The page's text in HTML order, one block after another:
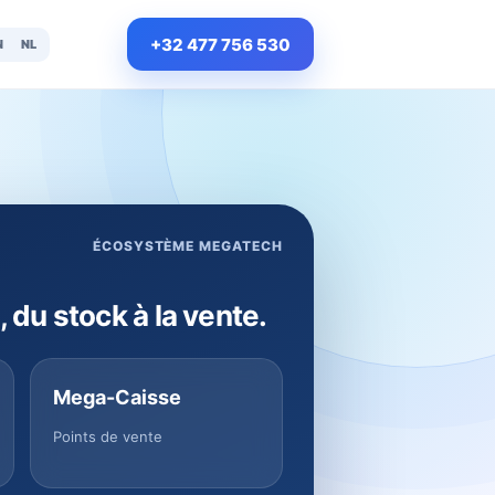
NL +32 477 756 530
ÉCOSYSTÈME MEGATECH
du stock à la vente.
Mega-Caisse
Points de vente